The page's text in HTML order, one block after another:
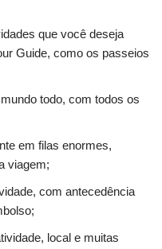
que você deseja
Guide, como os passeios
todo, com todos os
em filas enormes,
viagem;
com antecedência
local e muitas